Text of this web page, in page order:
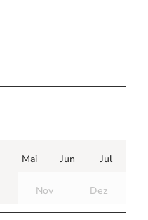
Mai Jun Jul
Nov Dez